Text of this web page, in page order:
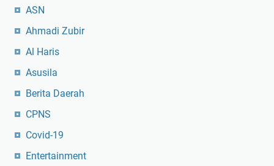
ASN
Ahmadi Zubir
Al Haris
Asusila
Berita Daerah
CPNS
Covid-19
Entertainment